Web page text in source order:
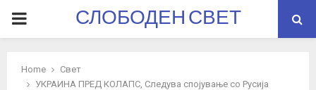
PRIMARYСЛОБОДЕН СВЕТ
Home
Свет
УКРАИНА ПРЕД КОЛАПС, Следува спојување со Русија